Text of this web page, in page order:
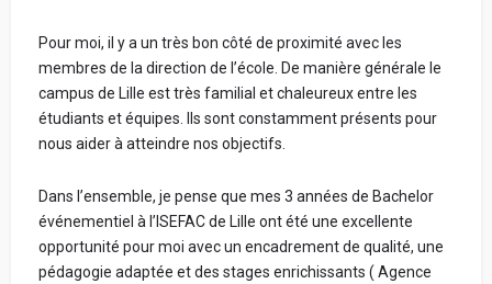
Pour moi, il y a un très bon côté de proximité avec les
membres de la direction de l’école. De manière générale le
campus de Lille est très familial et chaleureux entre les
étudiants et équipes. Ils sont constamment présents pour
nous aider à atteindre nos objectifs.
Dans l’ensemble, je pense que mes 3 années de Bachelor
événementiel à l’ISEFAC de Lille ont été une excellente
opportunité pour moi avec un encadrement de qualité, une
pédagogie adaptée et des stages enrichissants ( Agence